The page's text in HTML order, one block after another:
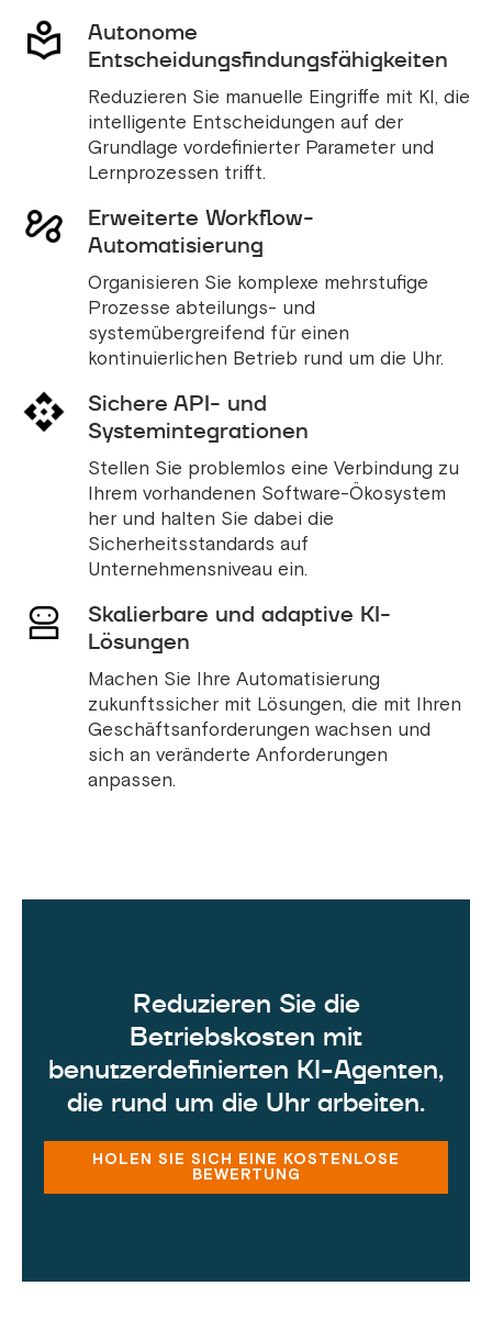
Autonome
Entscheidungsfindungsfähigkeiten
Reduzieren Sie manuelle Eingriffe mit KI, die
intelligente Entscheidungen auf der
Grundlage vordefinierter Parameter und
Lernprozessen trifft.
Erweiterte Workflow-
Automatisierung
Organisieren Sie komplexe mehrstufige
Prozesse abteilungs- und
systemübergreifend für einen
kontinuierlichen Betrieb rund um die Uhr.
Sichere API- und
Systemintegrationen
Stellen Sie problemlos eine Verbindung zu
Ihrem vorhandenen Software-Ökosystem
her und halten Sie dabei die
Sicherheitsstandards auf
Unternehmensniveau ein.
Skalierbare und adaptive KI-
Lösungen
Machen Sie Ihre Automatisierung
zukunftssicher mit Lösungen, die mit Ihren
Geschäftsanforderungen wachsen und
sich an veränderte Anforderungen
anpassen.
Reduzieren Sie die
Betriebskosten mit
benutzerdefinierten KI-Agenten,
die rund um die Uhr arbeiten.
HOLEN SIE SICH EINE KOSTENLOSE
BEWERTUNG